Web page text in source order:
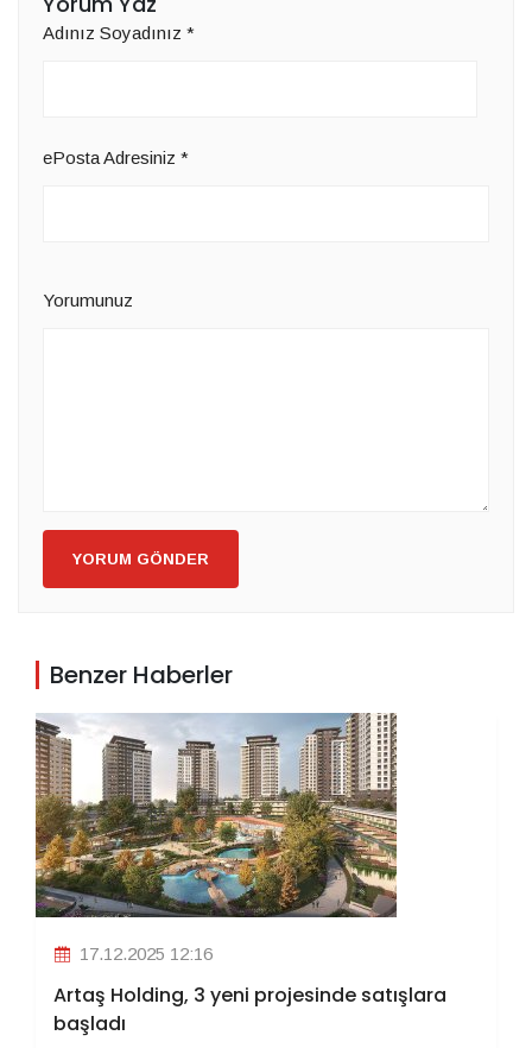
Adınız Soyadınız *
ePosta Adresiniz *
Yorumunuz
YORUM GÖNDER
Benzer Haberler
17.12.2025 12:16
Artaş Holding, 3 yeni projesinde satışlara
başladı